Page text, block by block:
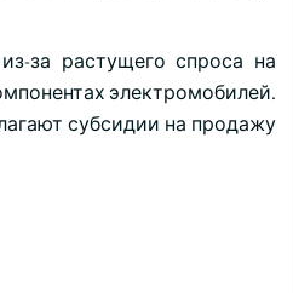
за растущего спроса на
электромобилей.
субсидии на продажу